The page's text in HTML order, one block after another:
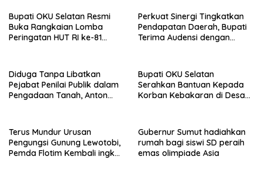
Bupati OKU Selatan Resmi
Buka Rangkaian Lomba
Peringatan HUT RI ke-81
Perkuat Sinergi Tingkatkan
Pendapatan Daerah, Bupati
Terima Audensi dengan
Diduga Tanpa Libatkan
Pejabat Penilai Publik dalam
Pengadaan Tanah, Anton
Bupati OKU Selatan
Serahkan Bantuan Kepada
Korban Kebakaran di Desa
Terus Mundur Urusan
Pengungsi Gunung Lewotobi,
Pemda Flotim Kembali ingkar
Gubernur Sumut hadiahkan
rumah bagi siswi SD peraih
emas olimpiade Asia